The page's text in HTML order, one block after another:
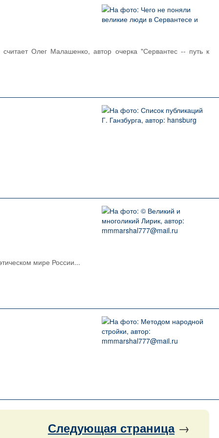
Олег Малашенко, автор очерка "Сервантес -- путь к
мире России...
Следующая страница→